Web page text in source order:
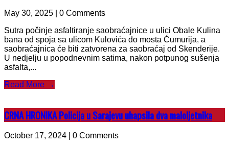
May 30, 2025 | 0 Comments
Sutra počinje asfaltiranje saobraćajnice u ulici Obale Kulina
bana od spoja sa ulicom Kulovića do mosta Ćumurija, a
saobraćajnica će biti zatvorena za saobraćaj od Skenderije.
U nedjelju u popodnevnim satima, nakon potpunog sušenja
asfalta,...
Read More →
CRNA HRONIKA Policija u Sarajevu uhapsila dva maloljetnika
October 17, 2024 | 0 Comments